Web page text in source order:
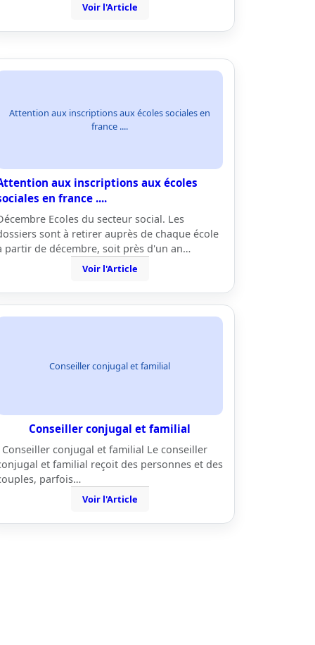
Voir l'Article
Attention aux inscriptions aux écoles sociales en
france ....
aux inscriptions aux écoles
en france ....
Ecoles du secteur social. Les
sont à retirer auprès de chaque école
partir de décembre, soit près d'un an…
Voir l'Article
Conseiller conjugal et familial
Conseiller conjugal et familial
Conseiller conjugal et familial Le conseiller
et familial reçoit des personnes et des
parfois…
Voir l'Article